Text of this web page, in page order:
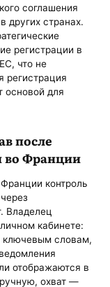
соглашения
других странах.
регистрации в
что не
регистрация
основой для
после
во Франции
контроль
Владелец
кабинете:
ключевым словам,
отображаются в
охват —